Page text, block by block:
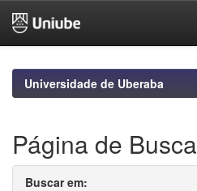
navigationUniversidade de Uberaba
Página de Busca
Buscar em: